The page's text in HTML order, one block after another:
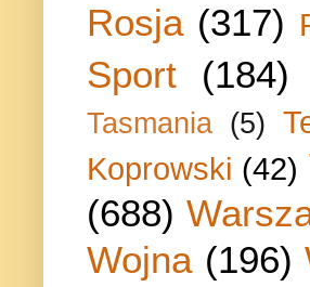
Rosja (317)
Sport (184)
Tasmania (5)
Koprowski (42)
(688)
Wojna (196)